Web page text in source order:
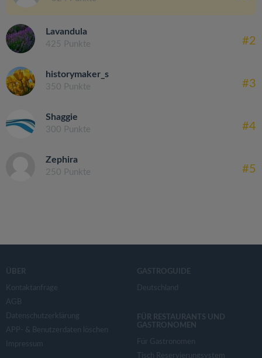
Lavandula
425 Punkte #2
historymaker_s
350 Punkte #3
Shaggie
300 Punkte #4
Zephira
250 Punkte #5
ÜBER
Kontaktanfrage
AGB
Datenschutzerklärung
APP- & Benutzerdaten löschen
Impressum
GASTROGUIDE
Deutschland
FÜR RESTAURANTS UND
GASTRONOMEN
Für Gastronomen
Tisch Reservierungsystem